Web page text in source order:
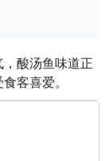
酸汤鱼味道正
客喜爱。